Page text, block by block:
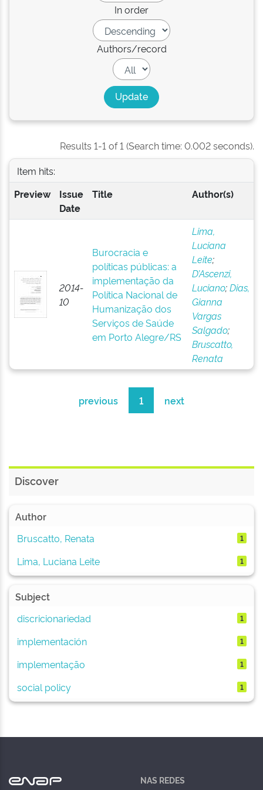
In order
Authors/record
Results 1-1 of 1 (Search time: 0.002 seconds).
Item hits:
Preview
Issue
Date
Title Author(s)
2014-
10
Burocracia e
políticas públicas: a
implementação da
Política Nacional de
Humanização dos
Serviços de Saúde
em Porto Alegre/RS
Lima,
Luciana
Leite;
D’Ascenzi,
Luciano;Dias,
Gianna
Vargas
Salgado;
Bruscatto,
Renata
previous 1 next
Discover
Author
Bruscatto, Renata
1
Lima, Luciana Leite 1
Subject
discricionariedad
1
implementación 1
implementação 1
social policy 1
NAS REDES